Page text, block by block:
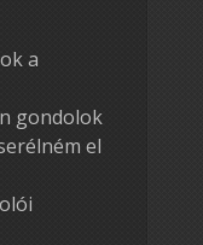
a
gondolok
el